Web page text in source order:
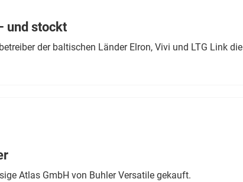
und stockt
der baltischen Länder Elron, Vivi und LTG Link
Atlas GmbH von Buhler Versatile gekauft.